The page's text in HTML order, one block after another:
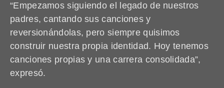
“Empezamos siguiendo el legado de nuestros
padres, cantando sus canciones y
reversionándolas, pero siempre quisimos
construir nuestra propia identidad. Hoy tenemos
canciones propias y una carrera consolidada”,
expresó.